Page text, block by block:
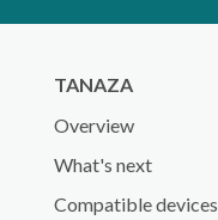
TANAZA
Overview
What's next
Compatible devices